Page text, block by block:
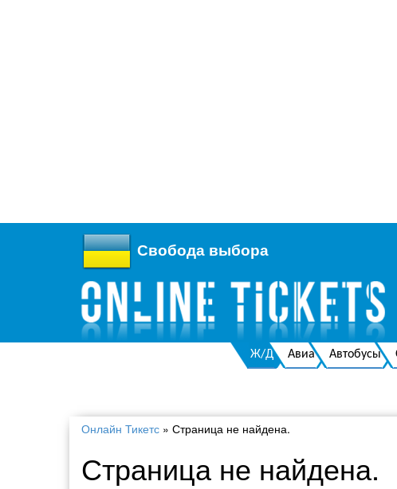
Свобода выбора
Ж/Д Авиа Автобусы
Онлайн Тикетс » Страница не найдена.
Страница не найдена.